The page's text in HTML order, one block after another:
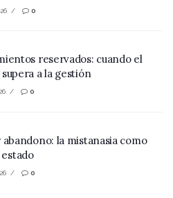
0
reservados: cuando el
a la gestión
0
abandono: la mistanasia como
0